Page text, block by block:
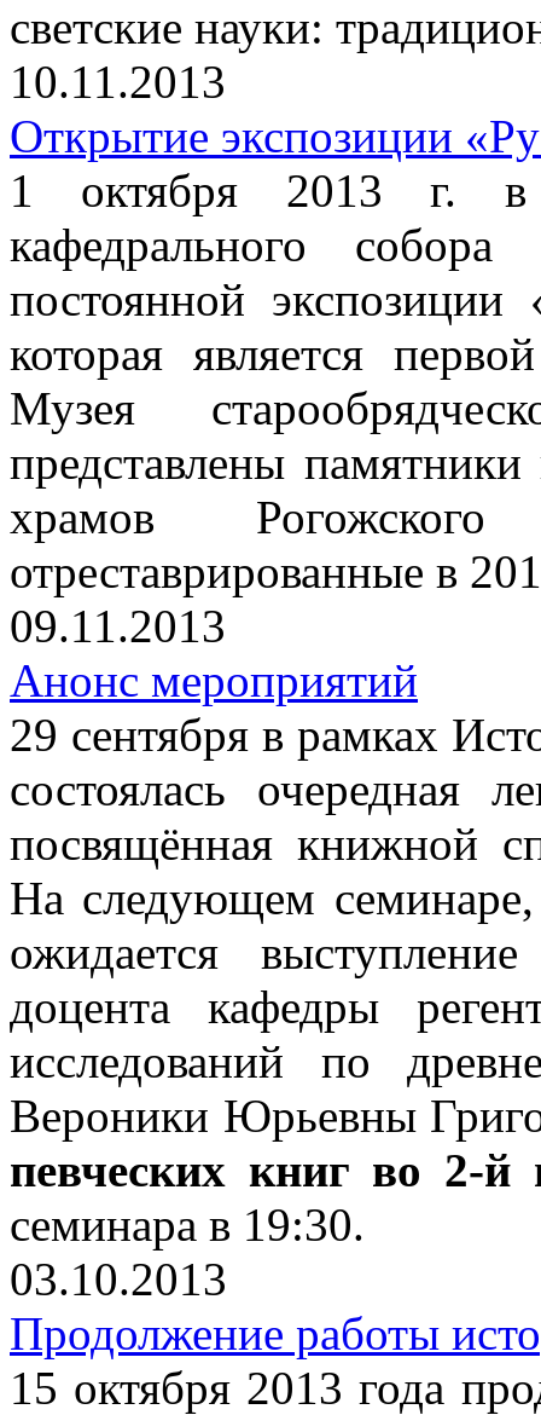
светские науки:
10.11.2013
Открытие экспозиции
1 октября 2013 г. в
кафедрального
постоянной
которая является
Музея
представлены
храмов
отреставрированные в
09.11.2013
Анонс мероприятий
29 сентября в рамках
состоялась очередная
посвящённая книжной
На следующем семинаре,
ожидается выступление
доцента кафедры
исследований по
Вероники Юрьевны
певческих книг во 2-
семинара в 19:30.
03.10.2013
Продолжение работы
15 октября 2013 года